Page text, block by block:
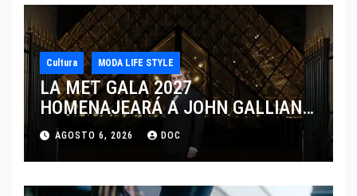
Cultura MODA LIFE STYLE
LA MET GALA 2027
HOMENAJEARÁ A JOHN GALLIANO
MARCANDO EL REGRESO DEL REY
DEL DRAMATISMO
AGOSTO 6, 2026 DOC